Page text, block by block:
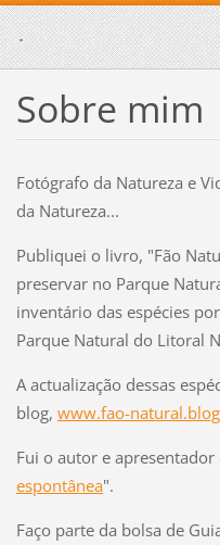
.
Sobre mim
Fotógrafo da Natureza e
da Natureza...
Publiquei o livro, "Fão
preservar no Parque
inventário das espécies
Parque Natural do Litoral
A actualização dessas
blog, www.fao-
Fui o autor e
espontânea".
Faço parte da bolsa de